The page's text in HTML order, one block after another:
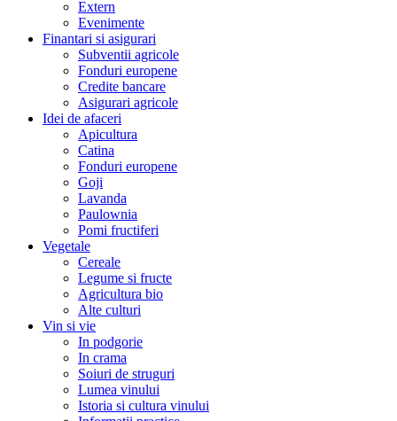
Extern
Evenimente
Finantari si asigurari
Subventii agricole
Fonduri europene
Credite bancare
Asigurari agricole
Idei de afaceri
Apicultura
Catina
Fonduri europene
Goji
Lavanda
Paulownia
Pomi fructiferi
Vegetale
Cereale
Legume si fructe
Agricultura bio
Alte culturi
Vin si vie
In podgorie
In crama
Soiuri de struguri
Lumea vinului
Istoria si cultura vinului